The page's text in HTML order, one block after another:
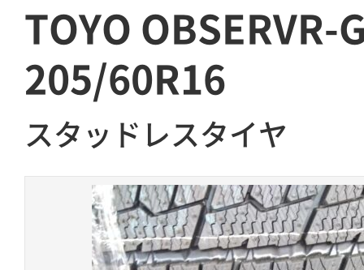
TOYO OBSERVR-
205/60R16
スタッドレスタイヤ